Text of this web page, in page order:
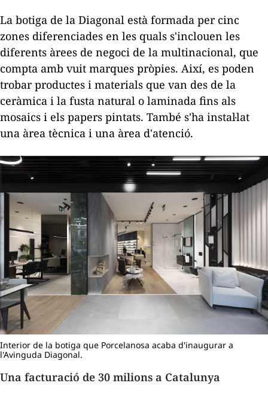
La botiga de la Diagonal està formada per cinc
zones diferenciades en les quals s'inclouen les
diferents àrees de negoci de la multinacional, que
compta amb vuit marques pròpies. Així, es poden
trobar productes i materials que van des de la
ceràmica i la fusta natural o laminada fins als
mosaics i els papers pintats. També s'ha instal·lat
una àrea tècnica i una àrea d'atenció.
Interior de la botiga que Porcelanosa acaba d'inaugurar a
l'Avinguda Diagonal.
Una facturació de 30 milions a Catalunya